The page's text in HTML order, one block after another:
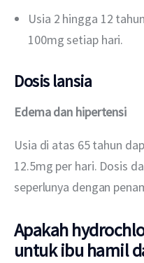
Usia 2 hingga 12
100mg setiap hari.
Dosis lansia
Edema dan hipertensi
Usia di atas 65 tahun
12.5mg per hari. Dosis
seperlunya dengan
Apakah
untuk ibu hamil